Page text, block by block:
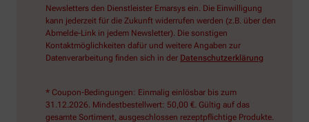
Newsletters den Dienstleister Emarsys ein. Die Einwilligung
kann jederzeit für die Zukunft widerrufen werden (z.B. über den
Abmelde-Link in jedem Newsletter). Die sonstigen
Kontaktmöglichkeiten dafür und weitere Angaben zur
Datenverarbeitung finden sich in der Datenschutzerklärung
* Coupon-Bedingungen: Einmalig einlösbar bis zum
31.12.2026. Mindestbestellwert: 50,00 €. Gültig auf das
gesamte Sortiment, ausgeschlossen rezeptpflichtige Produkte.